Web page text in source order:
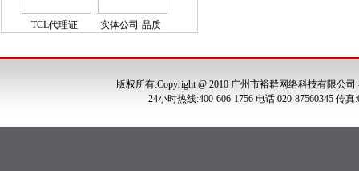
TCL代理证 实体公司-品质
版权所有:Copyright @ 2010 广州市裕群网络科技有限公司
24小时热线:400-606-1756 电话:020-87560345 传